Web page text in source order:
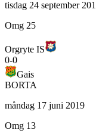
tisdag 24 september
Omg 25
Orgryte IS
0-0
Gais
BORTA
måndag 17 juni 2019
Omg 13